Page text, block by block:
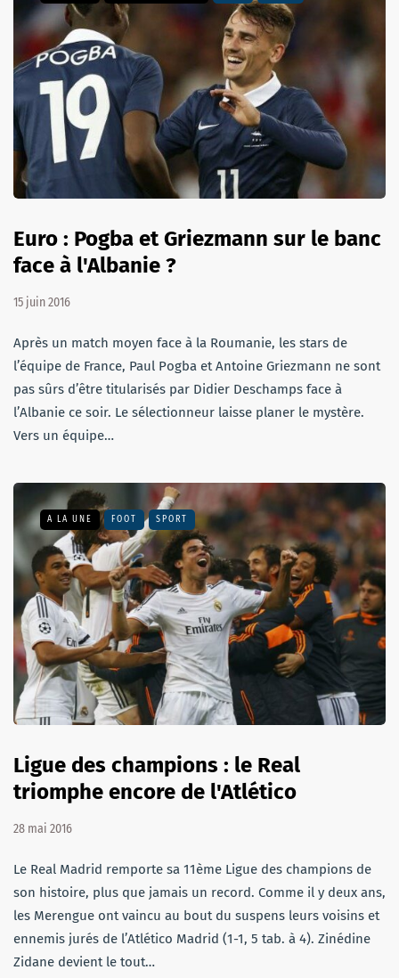
Euro : Pogba et Griezmann sur le banc
face à l'Albanie ?
15 juin 2016
Après un match moyen face à la Roumanie, les stars de
l’équipe de France, Paul Pogba et Antoine Griezmann ne sont
pas sûrs d’être titularisés par Didier Deschamps face à
l’Albanie ce soir. Le sélectionneur laisse planer le mystère.
Vers un équipe…
A LA UNE FOOT SPORT
Ligue des champions : le Real
triomphe encore de l'Atlético
28 mai 2016
Le Real Madrid remporte sa 11ème Ligue des champions de
son histoire, plus que jamais un record. Comme il y deux ans,
les Merengue ont vaincu au bout du suspens leurs voisins et
ennemis jurés de l’Atlético Madrid (1-1, 5 tab. à 4). Zinédine
Zidane devient le tout…